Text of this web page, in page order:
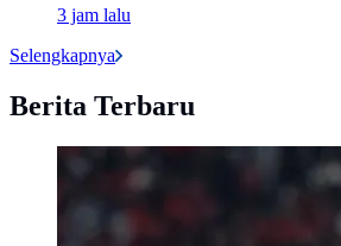
3 jam lalu
Selengkapnya
Berita Terbaru